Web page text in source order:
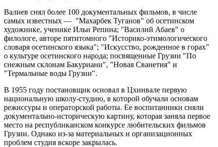
Валиев снял более 100 документальных фильмов, в числе
самых известных — "Махарбек Туганов" об осетинском
художнике, ученике Ильи Репина; "Василий Абаев" о
филологе, авторе пятитомного "Историко-этимологического
словаря осетинского языка"; "Искусство, рожденное в горах"
о культуре осетинского народа; посвященные Грузии "По
снежным склонам Бакуриани", "Новая Сванетия" и
"Термальные воды Грузии".
В 1955 году постановщик основал в Цхинвале первую
национальную школу-студию, в которой обучали основам
режиссуры и операторской работы. Ее воспитанники сняли
документально-историческую картину, которая заняла первое
место на республиканском конкурсе любительских фильмов
Грузии. Однако из-за материальных и организационных
проблем студия вскоре закрылась.